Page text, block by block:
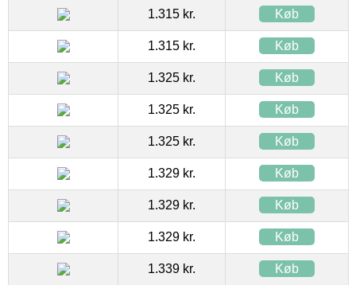
1.315 kr. Køb
1.315 kr. Køb
1.325 kr. Køb
1.325 kr. Køb
1.325 kr. Køb
1.329 kr. Køb
1.329 kr. Køb
1.329 kr. Køb
1.339 kr. Køb